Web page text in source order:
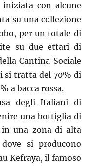
con alcune
su una collezione
per un totale di
su due ettari di
Cantina Sociale
si tratta del 70% di
a bacca rossa.
degli Italiani di
una bottiglia di
una zona di alta
si producono
Kefraya, il famoso